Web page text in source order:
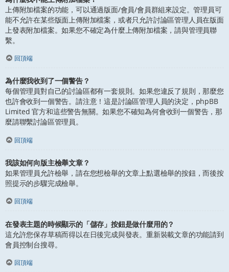
上傳附加檔案的功能，可以通過版面/會員/會員群組來設定。管理員可
能不允許在某些版面上傳附加檔案，或者只允許討論區管理人員在版面
上發表附加檔案。如果您不確定為什麼上傳附加檔案，請與管理員聯
繫。
回頂端
為什麼我收到了一個警告？
每個管理員對自己的討論區都有一套規則。如果您違反了規則，那麼您
也許會收到一個警告。請注意！這是討論區管理人員的決定，phpBB
Limited 官方和這些警告無關。如果您不確知為何會收到一個警告，那
麼請聯繫討論區管理員。
回頂端
我該如何向版主檢舉文章？
如果管理員允許檢舉，請在您想檢舉的文章上點選檢舉的按鈕，而後按
照提示的步驟完成檢舉。
回頂端
在發表主題的時候顯示的「儲存」按鈕是做什麼用的？
這允許您保存草稿而得以在日後完成與發表。重新裝載文章的功能請到
會員控制台搜尋。
回頂端